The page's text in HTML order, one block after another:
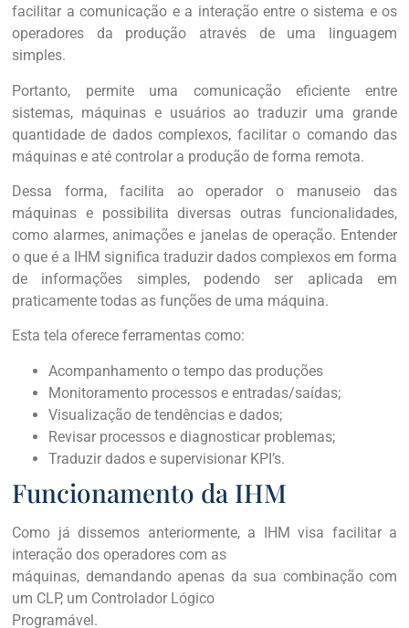
facilitar a comunicação e a interação entre o sistema e os
operadores da produção através de uma linguagem
simples.
Portanto, permite uma comunicação eficiente entre
sistemas, máquinas e usuários ao traduzir uma grande
quantidade de dados complexos, facilitar o comando das
máquinas e até controlar a produção de forma remota.
Dessa forma, facilita ao operador o manuseio das
máquinas e possibilita diversas outras funcionalidades,
como alarmes, animações e janelas de operação. Entender
o que é a IHM significa traduzir dados complexos em forma
de informações simples, podendo ser aplicada em
praticamente todas as funções de uma máquina.
Esta tela oferece ferramentas como:
Acompanhamento o tempo das produções
Monitoramento processos e entradas/saídas;
Visualização de tendências e dados;
Revisar processos e diagnosticar problemas;
Traduzir dados e supervisionar KPI’s.
Funcionamento da IHM
Como já dissemos anteriormente, a IHM visa facilitar a
interação dos operadores com as
máquinas, demandando apenas da sua combinação com
um CLP, um Controlador Lógico
Programável.